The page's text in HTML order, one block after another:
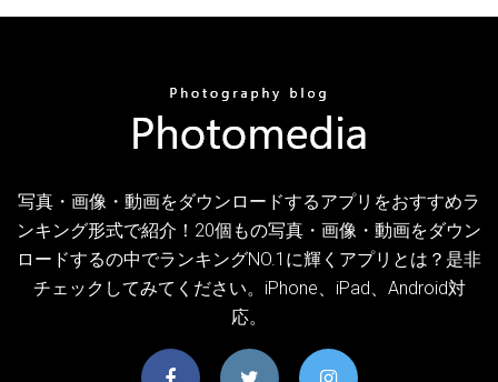
写真・画像・動画をダウンロードするアプリをおすすめラ
ンキング形式で紹介！20個もの写真・画像・動画をダウン
ロードするの中でランキングNO.1に輝くアプリとは？是非
チェックしてみてください。iPhone、iPad、Android対
応。